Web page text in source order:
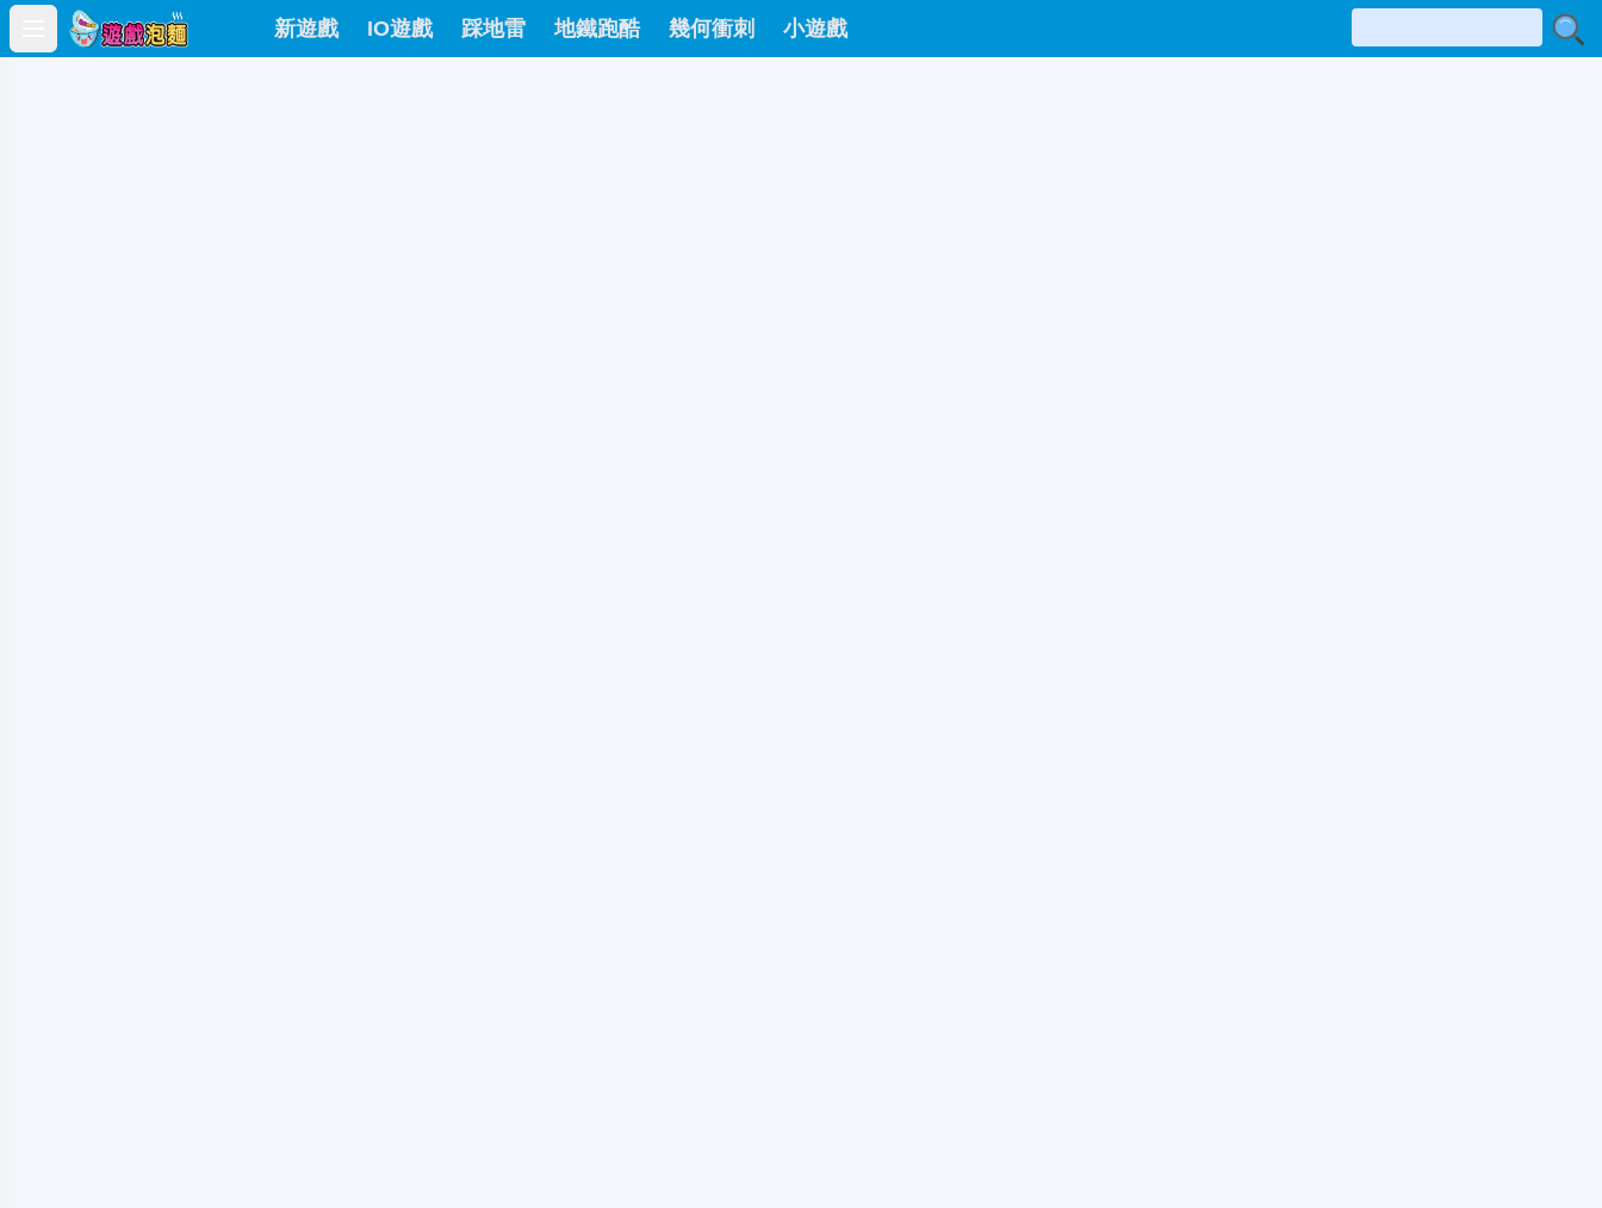
Open main menu
新遊戲 IO遊戲 踩地雷 地鐵跑酷 幾何衝刺 小遊戲